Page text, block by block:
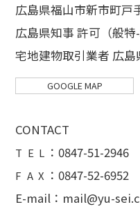
広島県福山市新市町戸
広島県知事 許可（般特
宅地建物取引業者 広
GOOGLE MAP
CONTACT
T E L ： 0847-51-2946
F A X ：0847-52-6952
E-mail：mail@yu-